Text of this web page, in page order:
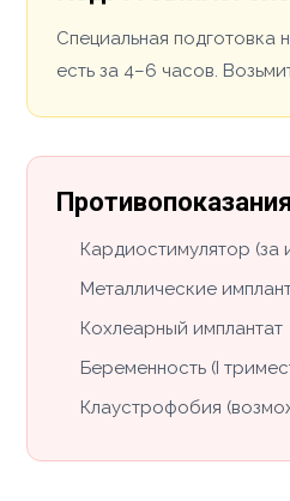
Специальная подготовка
есть за 4–6 часов.
Кардиостимулятор
Металлические
Кохлеарный имплантат
Беременность (I
Клаустрофобия